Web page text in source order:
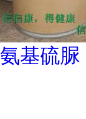
氨基硫脲